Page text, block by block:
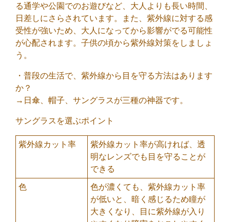
る通学や公園でのお遊びなど、大人よりも長い時間、
日差しにさらされています。また、紫外線に対する感
受性が強いため、大人になってから影響がでる可能性
が心配されます。子供の頃から紫外線対策をしましょ
う。
・普段の生活で、紫外線から目を守る方法はあります
か？
→日傘、帽子、サングラスが三種の神器です。
サングラスを選ぶポイント
紫外線カット率
紫外線カット率が高ければ、透
明なレンズでも目を守ることが
できる
色
色が濃くても、紫外線カット率
が低いと、暗く感じるため瞳が
大きくなり、目に紫外線が入り